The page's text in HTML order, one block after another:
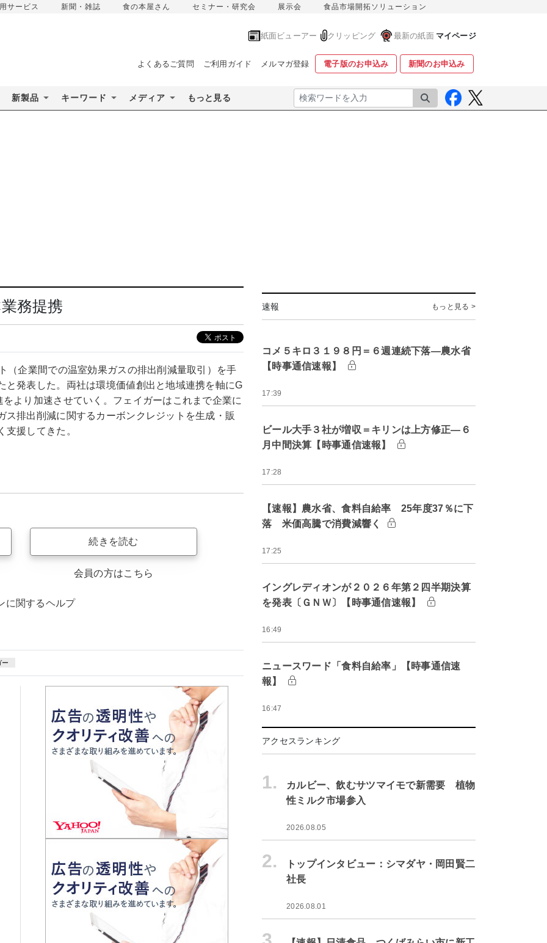
サービス 新聞・雑誌 食の本屋さん セミナー・研究会 展示会 食品市場開拓ソリューション
紙面ビューアー クリッピング 最新の紙面 マイページ
よくあるご質問 ご利用ガイド メルマガ登録 電子版のお申込み 新聞のお申込み
新製品 キーワード メディア もっと見る 検索
務提携
（企業間での温室効果ガスの排出削減量取引）を手
発表した。両社は環境価値創出と地域連携を軸にG
より加速させていく。フェイガーはこれまで企業に
排出削減に関するカーボンクレジットを生成・販
援してきた。
続きを読む
会員の方はこちら
に関するヘルプ
ー
速報 もっと見る >
コメ５キロ３１９８円＝６週連続下落―農水省
【時事通信速報】
17:39
ビール大手３社が増収＝キリンは上方修正―６
月中間決算【時事通信速報】
17:28
【速報】農水省、食料自給率 25年度37％に下
落 米価高騰で消費減響く
17:25
イングレディオンが２０２６年第２四半期決算
を発表〔ＧＮＷ〕【時事通信速報】
16:49
ニュースワード「食料自給率」【時事通信速
報】
16:47
アクセスランキング
1.
カルビー、飲むサツマイモで新需要 植物
性ミルク市場参入
2026.08.05
2.
トップインタビュー：シマダヤ・岡田賢二
社長
2026.08.01